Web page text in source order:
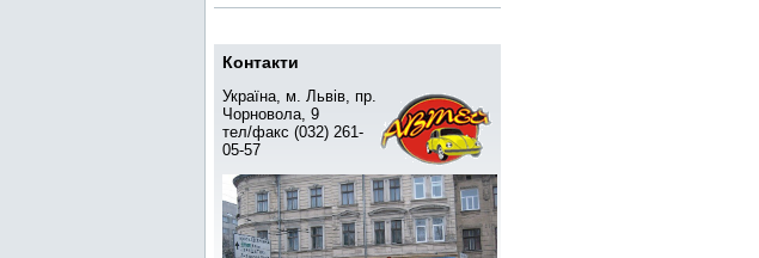
Контакти
Україна, м. Львів, пр.
Чорновола, 9
тел/факс (032) 261-
05-57